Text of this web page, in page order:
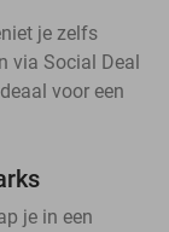
je zelfs
via Social Deal
voor een
je in een